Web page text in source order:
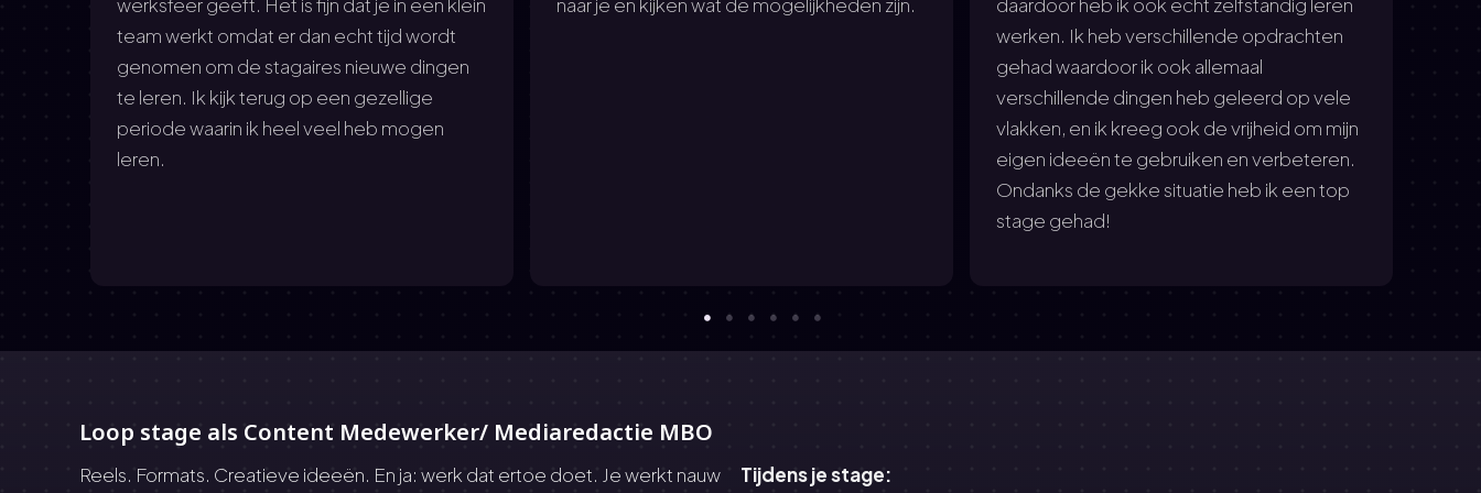
team werkt omdat er dan echt tijd wordt
genomen om de stagaires nieuwe dingen
te leren. Ik kijk terug op een gezellige
periode waarin ik heel veel heb mogen
leren.
werken. Ik hebverschillende opdrachten
gehad waardoor ik ook allemaal
verschillende dingen heb geleerd op vele
vlakken, en ik kreeg ook de vrijheid om mijn
eigen ideeën te gebruiken en verbeteren.
Ondanks de gekke situatie heb ik een top
stage gehad!
Loop stage als Content Medewerker/ Mediaredactie MBO
Reels. Formats. Creatieve ideeën. En ja: werk dat ertoe doet. Je werkt nauw
Tijdens je stage: